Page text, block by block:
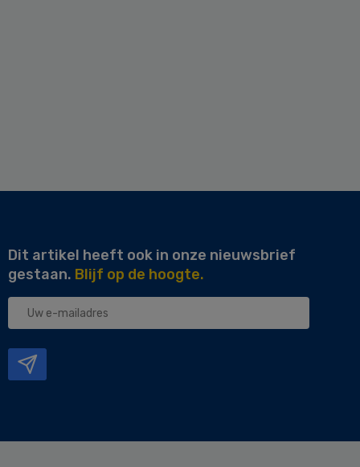
Dit artikel heeft ook in onze nieuwsbrief
gestaan. Blijf op de hoogte.
Uw